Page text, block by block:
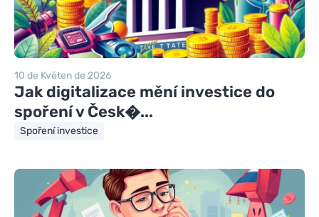
10 de Květen de 2026
Jak digitalizace mění investice do
spoření v Česk�...
Spoření investice